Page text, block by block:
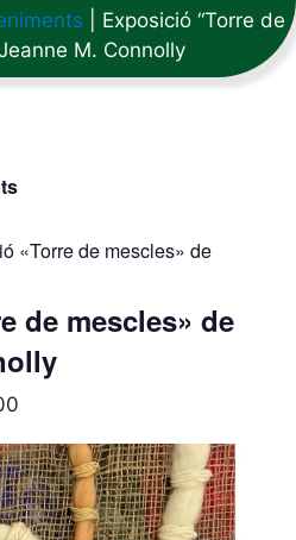
Exposició “Torre de
M. Connolly
«Torre de mescles» de
de mescles» de